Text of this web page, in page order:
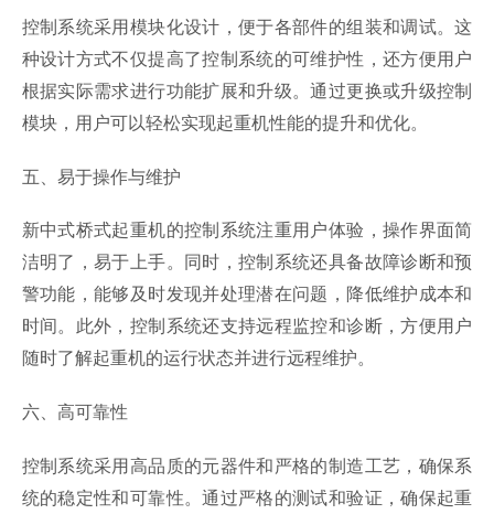
控制系统采用模块化设计，便于各部件的组装和调试。这
种设计方式不仅提高了控制系统的可维护性，还方便用户
根据实际需求进行功能扩展和升级。通过更换或升级控制
模块，用户可以轻松实现起重机性能的提升和优化。
五、易于操作与维护
新中式桥式起重机的控制系统注重用户体验，操作界面简
洁明了，易于上手。同时，控制系统还具备故障诊断和预
警功能，能够及时发现并处理潜在问题，降低维护成本和
时间。此外，控制系统还支持远程监控和诊断，方便用户
随时了解起重机的运行状态并进行远程维护。
六、高可靠性
控制系统采用高品质的元器件和严格的制造工艺，确保系
统的稳定性和可靠性。通过严格的测试和验证，确保起重